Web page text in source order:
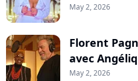
May 2, 2026
Florent
avec
May 2, 2026